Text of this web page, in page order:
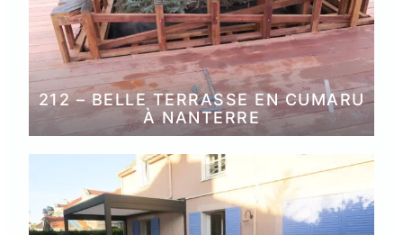
212 – BELLE TERRASSE EN CUMARU
À NANTERRE